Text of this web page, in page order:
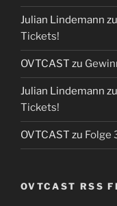
Julian Lindemann zu
Tickets!
OVTCAST zu
Julian Lindemann zu
Tickets!
OVTCAST zu Folge
OVTCAST RSS